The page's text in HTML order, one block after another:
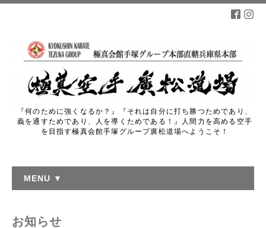
『何のために強くなるか？』『それは自分に打ち勝つためであり、
義を通すためであり、人を導くためである！』人間力を高める空手
を目指す極真会館手塚グループ廣松道場へようこそ！
MENU ▼
お知らせ